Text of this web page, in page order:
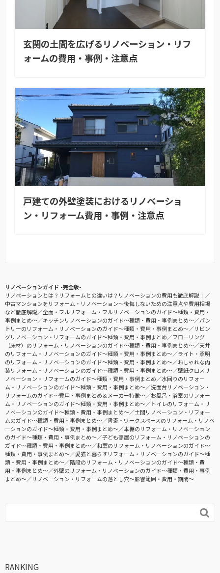
玄関の土間を広げるリノベーション・リフ
ォームの費用・事例・注意点
戸建ての外壁塗装におけるリノベーショ
ン・リフォーム費用・事例・注意点
リノベーションガイド -完全版-
リノベーションとは？リフォームとの違いは？リノベーションの費用も徹底解説！
中古マンションをリフォーム・リノベーション〜後悔しないための注意点や費用相場
など徹底解説
全面・フルリフォーム・フルリノベーションのガイド〜種類・費用・
事例まとめ〜
キッチンリノベーションのガイド〜種類・費用・事例まとめ〜
パン
トリーのリフォーム・リノベーションのガイド〜種類・費用・事例まとめ〜
リビン
グリノベーション・リフォームのガイド〜種類・費用・事例まとめ
フローリング
（床材）のリフォーム・リノベーションのガイド〜種類・費用・事例まとめ〜
天井
のリフォーム・リノベーションのガイド〜種類・費用・事例まとめ〜
ライト・照明
のリフォーム・リノベーションのガイド〜種類・費用・事例まとめ〜
おしゃれな内
装リフォーム・リノベーションのガイド〜種類・費用・事例まとめ〜
壁紙クロスリ
ノベーション・リフォームのガイド〜種類・費用・事例まとめ
水回りのリフォー
ム・リノベーションのガイド〜種類・費用・事例まとめ〜
洗面台リノベーション・
リフォームのガイド〜費用・事例まとめ＆メーカー特徴〜
お風呂・浴室のリフォー
ム・リノベーションのガイド〜種類・費用・事例まとめ〜
トイレのリフォーム・リ
ノベーションのガイド〜種類・費用・事例まとめ〜
土間リノベーション・リフォー
ムのガイド〜種類・費用・事例まとめ〜
書斎・ワークスペースのリフォーム・リノベ
ーションのガイド〜種類・費用・事例まとめ〜
本棚のリフォーム・リノベーション
のガイド〜種類・費用・事例まとめ〜
子ども部屋のリフォーム・リノベーションの
ガイド〜種類・費用・事例まとめ〜
和室のリフォーム・リノベーションのガイド〜
種類・費用・事例まとめ〜
愛猫と暮らすリフォーム・リノベーションのガイド〜種
類・費用・事例まとめ〜
階段のリフォーム・リノベーションのガイド〜種類・費
用・事例まとめ〜
外壁のリフォーム・リノベーションのガイド〜種類・費用・事例
まとめ〜
リノベーション・リフォームの落とし穴～影響範囲・費用・期間～

RANKING